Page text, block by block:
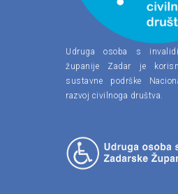
Udruga osoba s
županije Zadar je
sustavne podrške
razvoj civilnoga društva.